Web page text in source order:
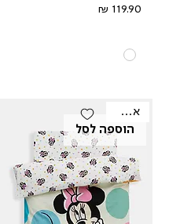
מחיר
הוספה לסל
אאוטלט